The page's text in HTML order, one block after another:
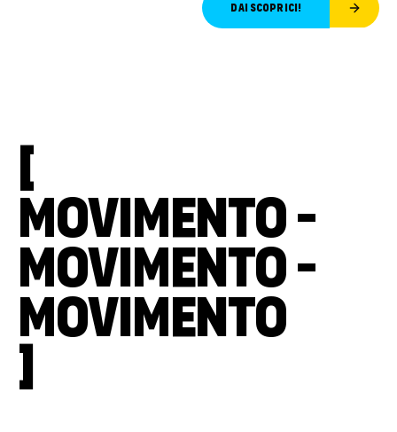
Dai scoprici!
[
MOVIMENTO -
MOVIMENTO -
MOVIMENTO
]